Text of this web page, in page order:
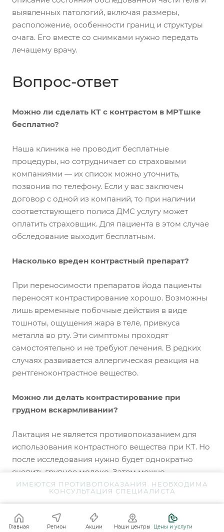
выявленных патологий, включая размеры,
расположение, особенности границ и структуры
очага. Его вместе со снимками нужно передать
лечащему врачу.
Вопрос-ответ
Можно ли сделать КТ с контрастом в МРТшке
бесплатно?
Наша клиника не проводит бесплатные
процедуры, но сотрудничает со страховыми
компаниями — их список можно уточнить,
позвонив по телефону. Если у вас заключен
договор с одной из компаний, то при наличии
соответствующего полиса ДМС услугу может
оплатить страховщик. Для пациента в этом случае
обследование выходит бесплатным.
Насколько вреден контрастный препарат?
При переносимости препаратов йода пациенты
переносят контрастирование хорошо. Возможны
лишь временные побочные действия в виде
тошноты, ощущения жара в теле, привкуса
металла во рту. Эти симптомы проходят
самостоятельно и не требуют лечения. В редких
случаях развивается аллергическая реакция на
рентгеноконтрастное вещество.
Можно ли делать контрастирование при
грудном вскармливании?
Лактация не является противопоказанием для
использования контрастного вещества при КТ. Но
после исследования нужно будет однократно
сцедить грудное молоко. Затем можно
продолжить грудное вскармливание — для
ребенка это будет безопасно.
ИМЕЮТСЯ ПРОТИВОПОКАЗАНИЯ. НЕОБХОДИМА
КОНСУЛЬТАЦИЯ СПЕЦИАЛИСТА
Главная Регион Акции Наши центры Цены и услуги